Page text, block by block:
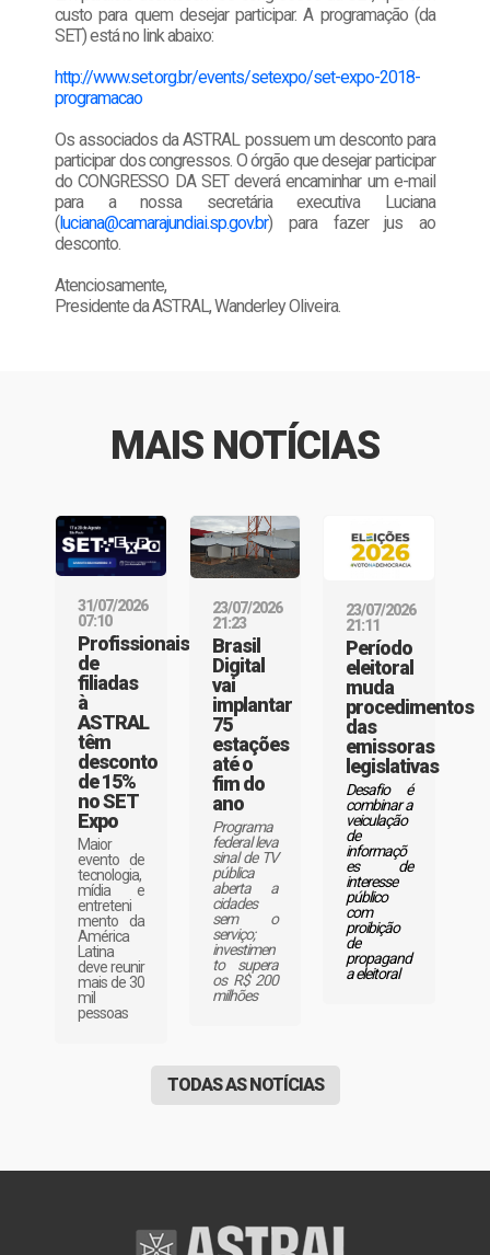
custo para quem desejar participar. A programação (da
SET) está no link abaixo:
http://www.set.org.br/events/setexpo/set-expo-2018-
programacao
Os associados da ASTRAL possuem um desconto para
participar dos congressos. O órgão que desejar participar
do CONGRESSO DA SET deverá encaminhar um e-mail
para a nossa secretária executiva Luciana
(luciana@camarajundiai.sp.gov.br) para fazer jus ao
desconto.
Atenciosamente,
Presidente da ASTRAL, Wanderley Oliveira.
MAIS NOTÍCIAS
31/07/2026
07:10
Profissionais
de
filiadas
à
ASTRAL
têm
desconto
de 15%
no SET
Expo
Maior
evento de
tecnologia,
mídia e
entreteni
mento da
América
Latina
deve reunir
mais de 30
mil
pessoas
23/07/2026
21:23
Brasil
Digital
vai
implantar
75
estações
até o
fim do
ano
Programa
federal leva
sinal de TV
pública
aberta a
cidades
sem o
serviço;
investimen
to supera
os R$ 200
milhões
23/07/2026
21:11
Período
eleitoral
muda
procedimentos
das
emissoras
legislativas
Desafio é
combinar a
veiculação
de
informaçõ
es de
interesse
público
com
proibição
de
propagand
a eleitoral
TODAS AS NOTÍCIAS